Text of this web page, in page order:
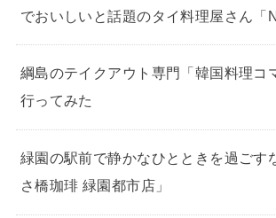
でおいしいと話題のタイ料理屋さん「
綱島のテイクアウト専門「韓国料理コ
行ってみた
緑園の駅前で静かなひとときを過ごす
さ橋珈琲 緑園都市店」